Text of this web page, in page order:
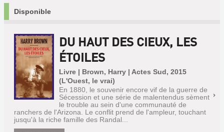
Disponible
DU HAUT DES CIEUX, LES
ÉTOILES
Livre | Brown, Harry | Actes Sud, 2015
(L'Ouest, le vrai)
En 1880, le souvenir encore vif de la guerre de
Sécession et une série de malentendus sèment
le trouble au sein d'une communauté de
ranchers de l'Arizona. Le conflit prend de l'ampleur, touchant
jusqu'à la riche famille des Randal...